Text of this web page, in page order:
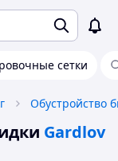
сетки
Обустройство
Gardlov